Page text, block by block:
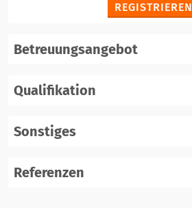
REGISTRIEREN
Betreuungsangebot
Qualifikation
Sonstiges
Referenzen